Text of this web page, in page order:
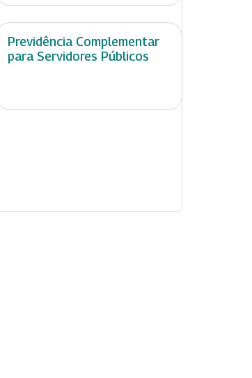
Previdência Complementar
para Servidores Públicos